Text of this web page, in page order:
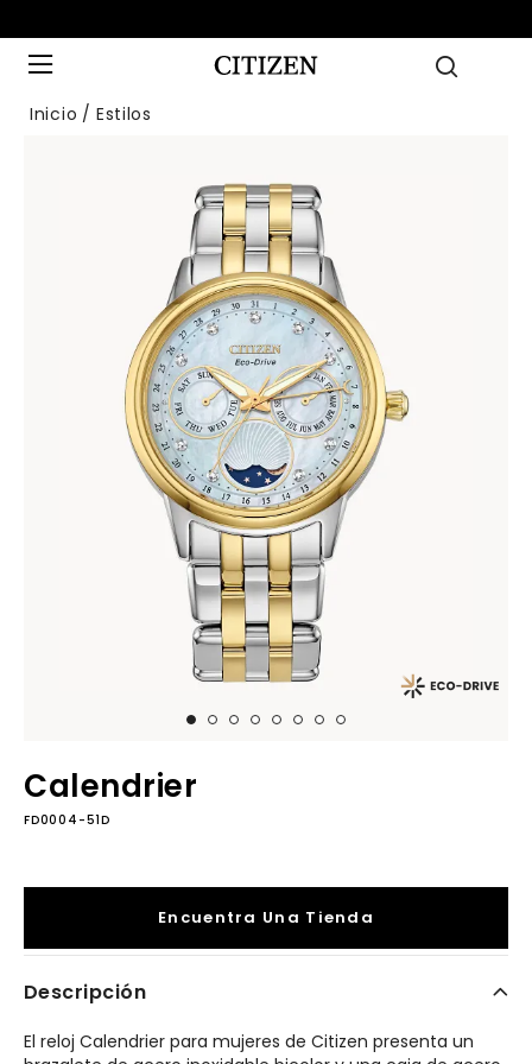
Inicio Estilos
Calendrier
FD0004-51D
Encuentra Una Tienda
Descripción
El reloj Calendrier para mujeres de Citizen presenta un